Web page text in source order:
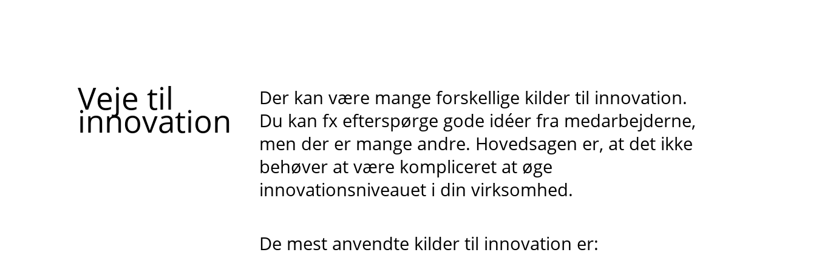
Veje til
innovation
Der kan være mange forskellige kilder til innovation.
Du kan fx efterspørge gode idéer fra medarbejderne,
men der er mange andre. Hovedsagen er, at det ikke
behøver at være kompliceret at øge
innovationsniveauet i din virksomhed.
De mest anvendte kilder til innovation er: